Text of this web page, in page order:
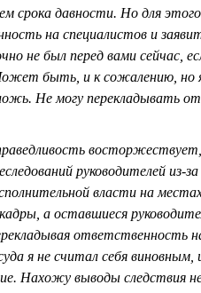
срока давности. Но для
на специалистов и
не был перед вами сейчас,
быть, и к сожалению, но
Не могу перекладывать
руководителей из-
власти на
а оставшиеся
ответственность
я не считал себя
Нахожу выводы следствия